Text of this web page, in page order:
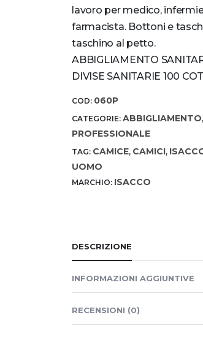
lavoro per medico,
farmacista. Bottoni e
taschino al petto.
ABBIGLIAMENTO
DIVISE SANITARIE 100
COD: 060P
CATEGORIE: ABBIGLIAMENTO,
PROFESSIONALE
TAG: CAMICE, CAMICI,
UOMO
MARCHIO: ISACCO
DESCRIZIONE
INFORMAZIONI AGGIUNTIVE
RECENSIONI (0)